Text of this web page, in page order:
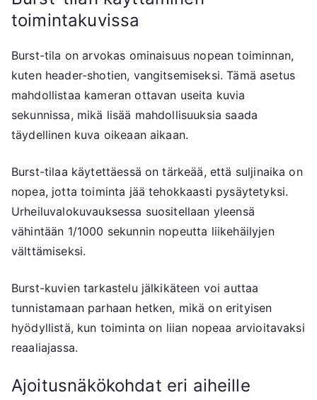
toimintakuvissa
Burst-tila on arvokas ominaisuus nopean toiminnan,
kuten header-shotien, vangitsemiseksi. Tämä asetus
mahdollistaa kameran ottavan useita kuvia
sekunnissa, mikä lisää mahdollisuuksia saada
täydellinen kuva oikeaan aikaan.
Burst-tilaa käytettäessä on tärkeää, että suljinaika on
nopea, jotta toiminta jää tehokkaasti pysäytetyksi.
Urheiluvalokuvauksessa suositellaan yleensä
vähintään 1/1000 sekunnin nopeutta liikehäilyjen
välttämiseksi.
Burst-kuvien tarkastelu jälkikäteen voi auttaa
tunnistamaan parhaan hetken, mikä on erityisen
hyödyllistä, kun toiminta on liian nopeaa arvioitavaksi
reaaliajassa.
Ajoitusnäkökohdat eri aiheille